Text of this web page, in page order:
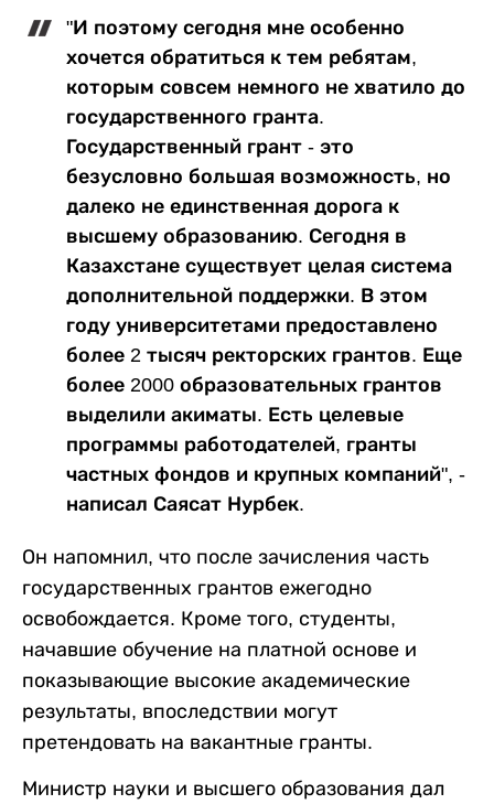
"И поэтому сегодня мне особенно
хочется обратиться к тем ребятам,
которым совсем немного не хватило до
государственного гранта.
Государственный грант - это
безусловно большая возможность, но
далеко не единственная дорога к
высшему образованию. Сегодня в
Казахстане существует целая система
дополнительной поддержки. В этом
году университетами предоставлено
более 2 тысяч ректорских грантов. Еще
более 2000 образовательных грантов
выделили акиматы. Есть целевые
программы работодателей, гранты
частных фондов и крупных компаний", -
написал Саясат Нурбек.
Он напомнил, что после зачисления часть
государственных грантов ежегодно
освобождается. Кроме того, студенты,
начавшие обучение на платной основе и
показывающие высокие академические
результаты, впоследствии могут
претендовать на вакантные гранты.
Министр науки и высшего образования дал